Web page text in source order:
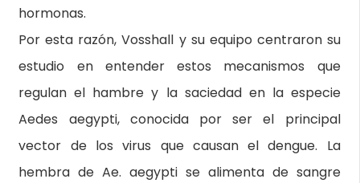
hormonas.
Por esta razón, Vosshall y su equipo centraron su
estudio en entender estos mecanismos que
regulan el hambre y la saciedad en la especie
Aedes aegypti, conocida por ser el principal
vector de los virus que causan el dengue. La
hembra de Ae. aegypti se alimenta de sangre